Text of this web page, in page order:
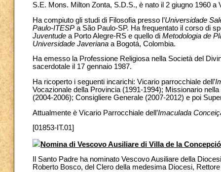
S.E. Mons. Milton Zonta, S.D.S., è nato il 2 giugno 1960
Ha compiuto gli studi di Filosofia presso l’Universidade
Paulo-ITESP a São Paulo-SP. Ha frequentato il corso di
Juventude a Porto Alegre-RS e quello di Metodologia de
Universidade Javeriana a Bogotá, Colombia.
Ha emesso la Professione Religiosa nella Società del
sacerdotale il 17 gennaio 1987.
Ha ricoperto i seguenti incarichi: Vicario parrocchiale dell’
Vocazionale della Provincia (1991-1994); Missionario
(2004-2006); Consigliere Generale (2007-2012) e poi
Attualmente è Vicario Parrocchiale dell’Imaculada
[01853-IT.01]
Nomina di Vescovo Ausiliare di Villa de la
Il Santo Padre ha nominato Vescovo Ausiliare della
Roberto Bosco, del Clero della medesima Diocesi,